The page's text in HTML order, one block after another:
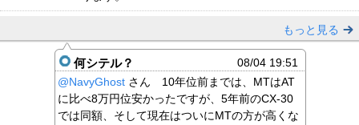
もっと見る
何シテル？
08/04 19:51
@NavyGhostさん 10年位前までは、MTはAT
に比べ8万円位安かったですが、5年前のCX-30
では同額、そして現在はついにMTの方が高くな